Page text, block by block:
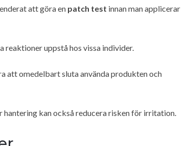
att göra en patch test innan man applicerar
reaktioner uppstå hos vissa individer.
att omedelbart sluta använda produkten och
kan också reducera risken för irritation.